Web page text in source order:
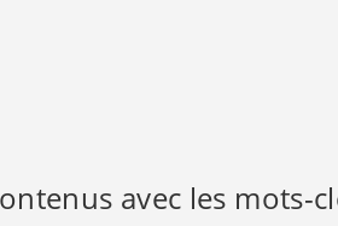
avec les mots-